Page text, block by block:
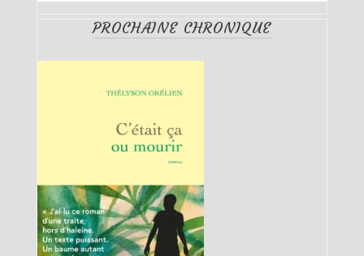
PROCHAINE CHRONIQUE